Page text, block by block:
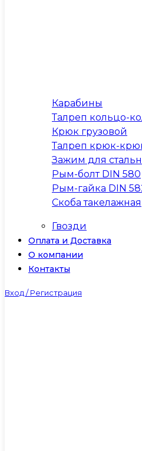
Карабины
Талреп кольцо-
Крюк грузовой
Талреп крюк-
Зажим для
Рым-болт DIN 580
Рым-гайка DIN
Скоба такелажная
Гвозди
Оплата и Доставка
О компании
Контакты
Вход / Регистрация